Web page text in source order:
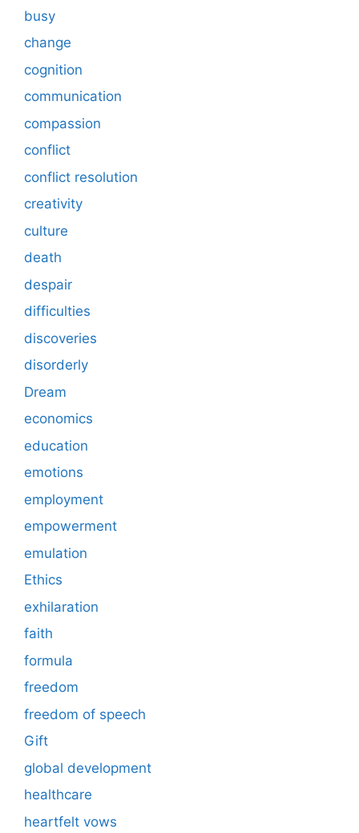
busy
change
cognition
communication
compassion
conflict
conflict resolution
creativity
culture
death
despair
difficulties
discoveries
disorderly
Dream
economics
education
emotions
employment
empowerment
emulation
Ethics
exhilaration
faith
formula
freedom
freedom of speech
Gift
global development
healthcare
heartfelt vows